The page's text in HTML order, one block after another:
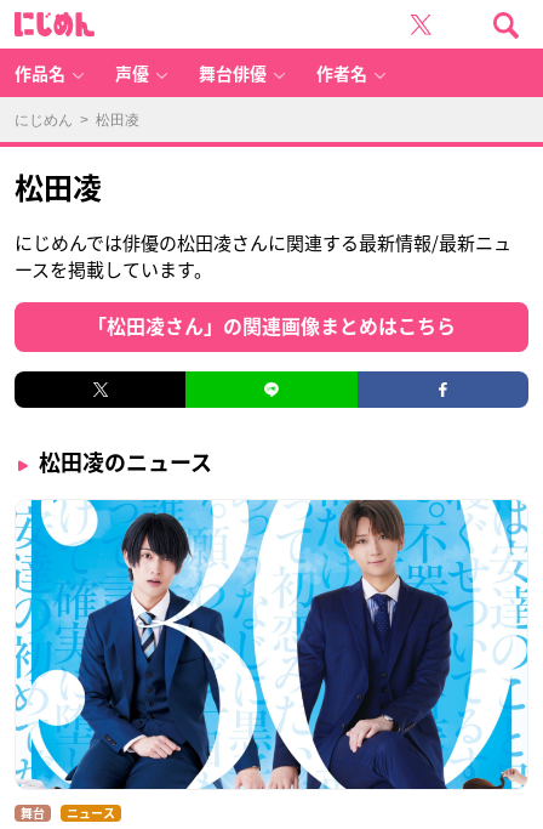
作品名 声優 舞台俳優 作者名
にじめん > 松田凌
松田凌
にじめんでは俳優の松田凌さんに関連する最新情報/最新ニュ
ースを掲載しています。
「松田凌さん」の関連画像まとめはこちら
松田凌のニュース
舞台 ニュース